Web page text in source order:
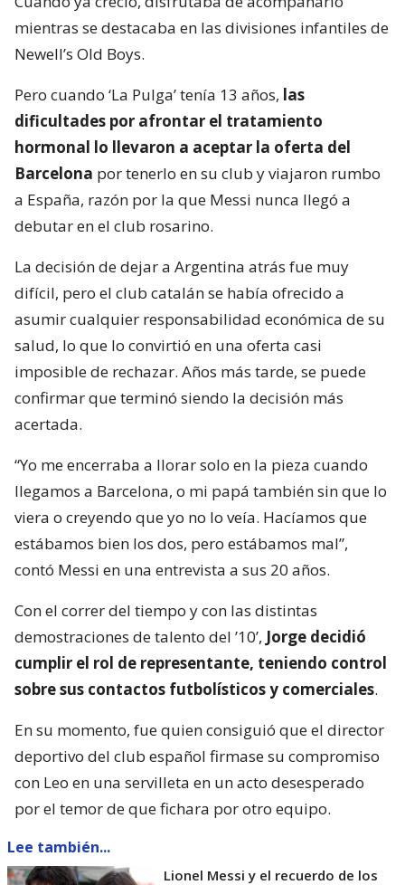
mientras se destacaba en las divisiones infantiles de
Newell’s Old Boys.
Pero cuando ‘La Pulga’ tenía 13 años, las
dificultades por afrontar el tratamiento
hormonal lo llevaron a aceptar la oferta del
Barcelona por tenerlo en su club y viajaron rumbo
a España, razón por la que Messi nunca llegó a
debutar en el club rosarino.
La decisión de dejar a Argentina atrás fue muy
difícil, pero el club catalán se había ofrecido a
asumir cualquier responsabilidad económica de su
salud, lo que lo convirtió en una oferta casi
imposible de rechazar. Años más tarde, se puede
confirmar que terminó siendo la decisión más
acertada.
“Yo me encerraba a llorar solo en la pieza cuando
llegamos a Barcelona, o mi papá también sin que lo
viera o creyendo que yo no lo veía. Hacíamos que
estábamos bien los dos, pero estábamos mal”,
contó Messi en una entrevista a sus 20 años.
Con el correr del tiempo y con las distintas
demostraciones de talento del ’10’, Jorge decidió
cumplir el rol de representante, teniendo control
sobre sus contactos futbolísticos y comerciales.
En su momento, fue quien consiguió que el director
deportivo del club español firmase su compromiso
con Leo en una servilleta en un acto desesperado
por el temor de que fichara por otro equipo.
Lee también...
Lionel Messi y el recuerdo de los